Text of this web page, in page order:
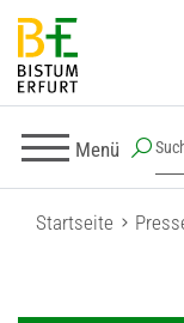
Menü
Startseite